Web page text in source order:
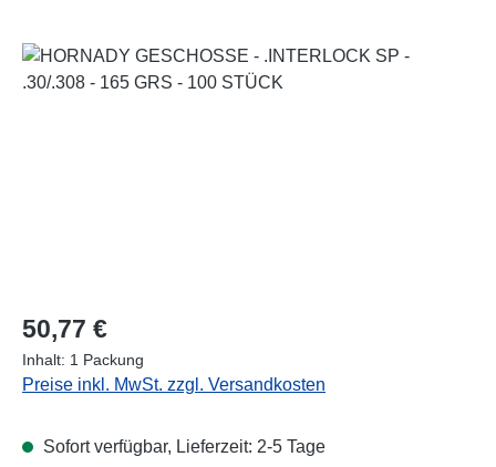
Regulärer Preis:
50,77 €
Inhalt: 1 Packung
Preise inkl. MwSt. zzgl. Versandkosten
Sofort verfügbar, Lieferzeit: 2-5 Tage